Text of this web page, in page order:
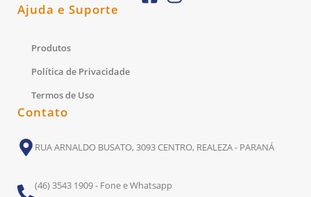
Ajuda e Suporte
Produtos
Política de Privacidade
Termos de Uso
Contato
RUA ARNALDO BUSATO, 3093 CENTRO, REALEZA - PARANÁ
(46) 3543 1909 - Fone e Whatsapp